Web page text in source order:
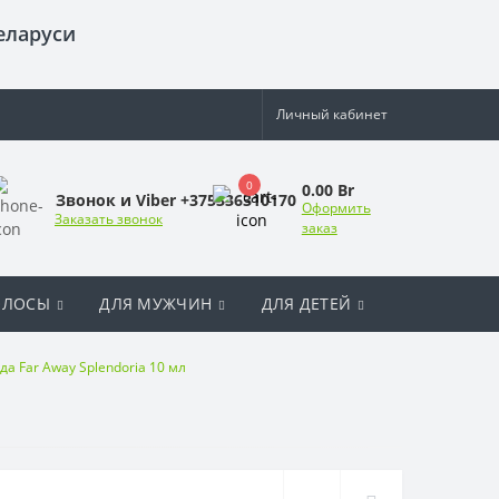
Личный кабинет
Звонок и Viber +375336310170
Заказать звонок
0 0.00 Br
Оформить
заказ
ДЛЯ МУЖЧИН ДЛЯ ДЕТЕЙ
Far Away Splendoria 10 мл